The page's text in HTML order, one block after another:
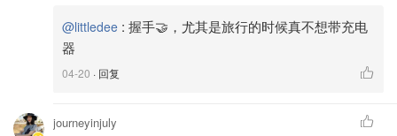
@littledee : 握手🤝，尤其是旅行的时候真不想带充电
器
04-20 · 回复
journeyinjuly